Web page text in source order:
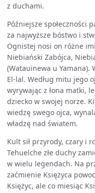
z duchami.
Późniejsze społeczności
za najwyższe bóstwo i
Ognistej nosi on różne
Niebiański Zabójca,
(Watauinewa u
El-lal. Według mitu jego
wyrywając z łona matki,
dziecko w swojej norze.
wiedzę swego ojca,
władzę nad światem.
Kult sił przyrody, czary i
Tehuelche złe duchy
w wielu legendach. Na
zaćmienie Księżyca
Księżyc, ale co miesiąc